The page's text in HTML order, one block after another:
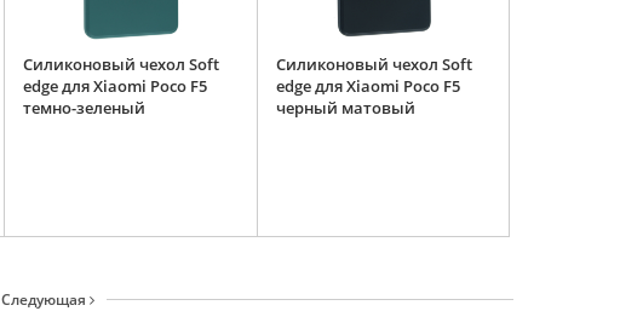
Силиконовый чехол Soft
edge для Xiaomi Poco F5
темно-зеленый
Силиконовый чехол Soft
edge для Xiaomi Poco F5
черный матовый
Следующая